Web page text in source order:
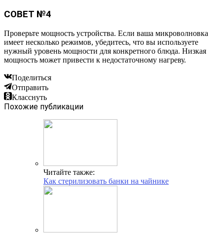
СОВЕТ №4
Проверьте мощность устройства. Если ваша микроволновка
имеет несколько режимов, убедитесь, что вы используете
нужный уровень мощности для конкретного блюда. Низкая
мощность может привести к недостаточному нагреву.
Поделиться
Отправить
Класснуть
Похожие публикации
Читайте также:
Как стерилизовать банки на чайнике